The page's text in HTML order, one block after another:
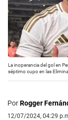
La inoperancia del gol en
séptimo cupo en las
PorRogger
12/07/2024, 04:29